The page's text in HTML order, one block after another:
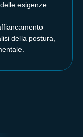
esigenze
della postura,